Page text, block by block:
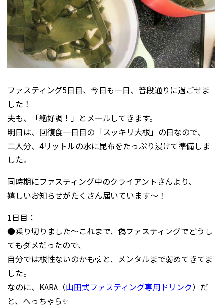
ファスティング5日目、今日も一日、普段通りに過ごせま
した！
夫も、「絶好調！」とメールしてきます。
明日は、回復食一日目の「スッキリ大根」の日なので、
二人分、4リットルの水に昆布をたっぷり浸けて準備しま
した。
同時期にファスティング中のクライアントさんより、
嬉しいお知らせがたくさん届いています～！
1日目：
●乗り切りました～これまで、偽ファスティングでどうし
てもダメだったので、
自分では根性ないのかも💦と、メンタルまで弱めてきてま
した。
なのに、KARA（山田式ファスティング専用ドリンク）だ
と、へっちゃら✨